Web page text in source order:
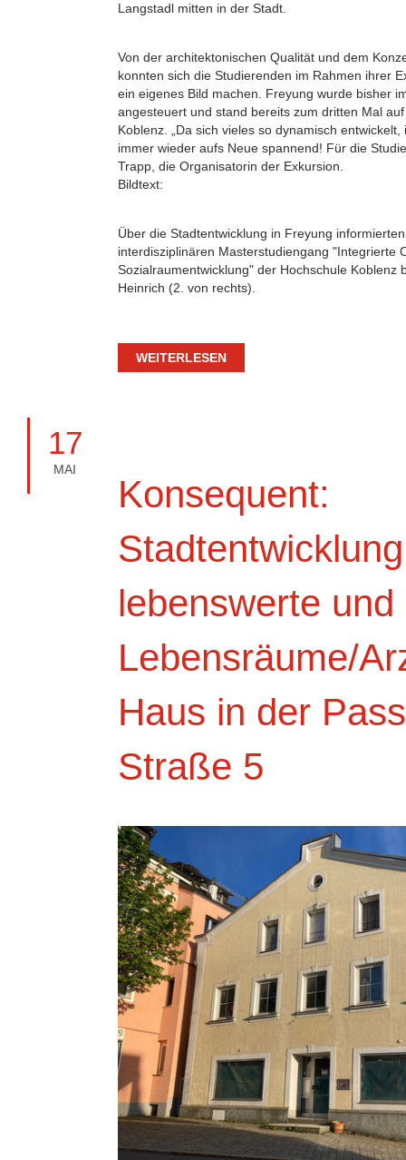
Langstadl mitten in der Stadt.
Von der architektonischen Qualität und dem
konnten sich die Studierenden im Rahmen ihrer
ein eigenes Bild machen. Freyung wurde bisher
angesteuert und stand bereits zum dritten Mal
Koblenz. „Da sich vieles so dynamisch
immer wieder aufs Neue spannend! Für die
Trapp, die Organisatorin der Exkursion.
Bildtext:
Über die Stadtentwicklung in Freyung
interdisziplinären Masterstudiengang "Integrierte
Sozialraumentwicklung" der Hochschule Koblenz
Heinrich (2. von rechts).
WEITERLESEN
17
MAI
Konsequent:
lebenswerte
Lebensräume/
Haus in der
Straße 5